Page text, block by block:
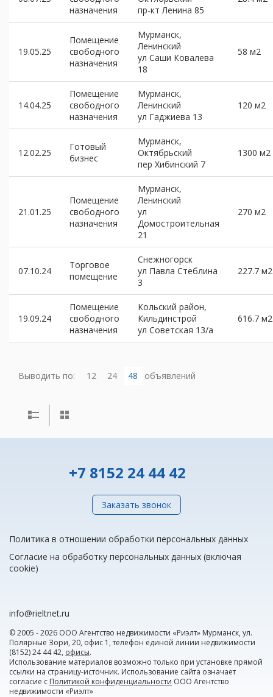
назначения
пр-кт Ленина 85
19.05.25
Помещение
свободного
назначения
Мурманск,
Ленинский
ул Саши Ковалева
18
58 м2
14.04.25
Помещение
свободного
назначения
Мурманск,
Ленинский
ул Гаджиева 13
120 м2
12.02.25
Готовый
бизнес
Мурманск,
Октябрьский
пер Хибинский 7
1300 м2
21.01.25
Помещение
свободного
назначения
Мурманск,
Ленинский
ул
Домостроительная
21
270 м2
07.10.24
Торговое
помещение
Снежногорск
ул Павла Стеблина
3
227.7 м2
19.09.24
Помещение
свободного
назначения
Кольский район,
Кильдинстрой
ул Советская 13/а
616.7 м2
Выводить по: 12 24 48 объявлений
+7 8152 24 44 42
Заказать звонок
Политика в отношении обработки персональных данных
Согласие на обработку персональных данных (включая
cookie)
info@rieltnet.ru
© 2005 - 2026 ООО Агентство недвижимости «Риэлт» Мурманск, ул.
Полярные Зори, 20, офис 1, телефон единой линии недвижимости
(8152) 24 44 42, офисы.
Использование материалов возможно только при установке прямой
ссылки на страницу-источник. Использование сайта означает
согласие с Политикой конфиденциальности ООО Агентство
недвижимости «Риэлт»